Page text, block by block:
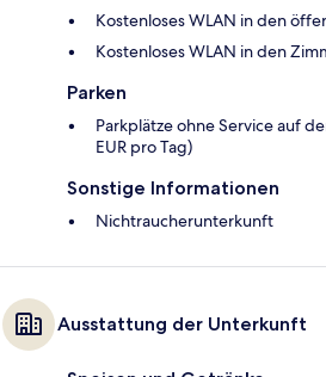
Kostenloses WLAN in den
Kostenloses WLAN in den
Parken
Parkplätze ohne Service auf
EUR pro Tag)
Sonstige Informationen
Nichtraucherunterkunft
Ausstattung der Unterkunft